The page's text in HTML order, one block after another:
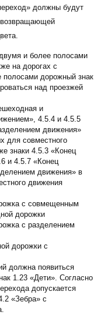
должны будут
и более полосами
на дорогах с
полосами дорожный знак
над проезжей
и
4.5.4 и 4.5.5
движения»
для совместного
знаки 4.5.3 «Конец
и 4.5.7 «Конец
движения» в
движения
с совмещенным
дорожки
с разделением
дорожки с
должна появиться
1.23 «Дети». Согласно
допускается
«Зебра» с